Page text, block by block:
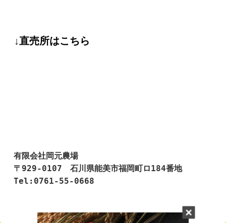
↓直売所はこちら
有限会社岡元農場
〒929-0107　石川県能美市福岡町ロ184番地
Tel:0761-55-0668